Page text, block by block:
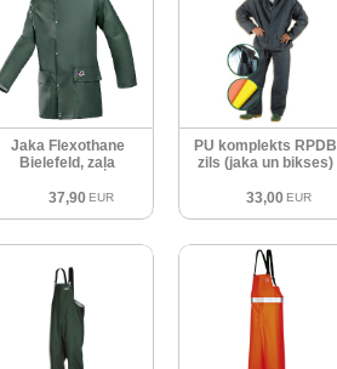
Jaka Flexothane
Bielefeld, zaļa
37,90 EUR
PU komplekts RPDB
zils (jaka un bikses)
33,00 EUR